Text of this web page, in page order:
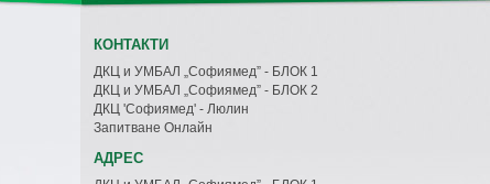
КОНТАКТИ
ДКЦ и УМБАЛ „Софиямед” - БЛОК 1
ДКЦ и УМБАЛ „Софиямед” - БЛОК 2
ДКЦ 'Софиямед' - Люлин
Запитване Онлайн
АДРЕС